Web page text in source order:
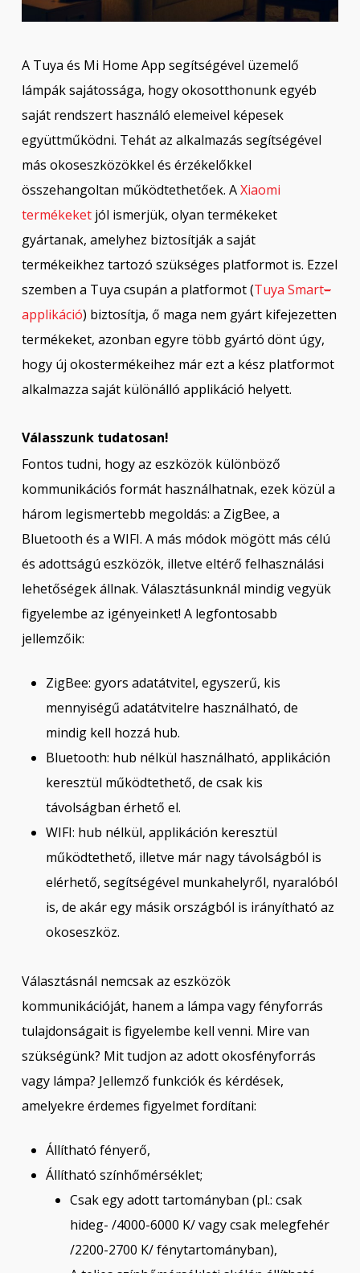
A Tuya és Mi Home App segítségével üzemelő
lámpák sajátossága, hogy okosotthonunk egyéb
saját rendszert használó elemeivel képesek
együttműködni. Tehát az alkalmazás segítségével
más okoseszközökkel és érzékelőkkel
összehangoltan működtethetőek. AXiaomi
termékeketjól ismerjük, olyan termékeket
gyártanak, amelyhez biztosítják a saját
termékeikhez tartozó szükséges platformot is. Ezzel
szemben a Tuya csupán a platformot (Tuya Smart–
applikáció) biztosítja, ő maga nem gyárt kifejezetten
termékeket, azonban egyre több gyártó dönt úgy,
hogy új okostermékeihez már ezt a kész platformot
alkalmazza saját különálló applikáció helyett.
Válasszunk tudatosan!
Fontos tudni, hogy az eszközök különböző
kommunikációs formát használhatnak, ezek közül a
három legismertebb megoldás: a ZigBee, a
Bluetooth és a WIFI. A más módok mögött más célú
és adottságú eszközök, illetve eltérő felhasználási
lehetőségek állnak. Választásunknál mindig vegyük
figyelembe az igényeinket! A legfontosabb
jellemzőik:
ZigBee: gyors adatátvitel, egyszerű, kis
mennyiségű adatátvitelre használható, de
mindig kell hozzá hub.
Bluetooth: hub nélkül használható, applikáción
keresztül működtethető, de csak kis
távolságban érhető el.
WIFI: hub nélkül, applikáción keresztül
működtethető, illetve már nagy távolságból is
elérhető, segítségével munkahelyről, nyaralóból
is, de akár egy másik országból is irányítható az
okoseszköz.
Választásnál nemcsak az eszközök
kommunikációját, hanem a lámpa vagy fényforrás
tulajdonságait is figyelembe kell venni. Mire van
szükségünk? Mit tudjon az adott okosfényforrás
vagy lámpa? Jellemző funkciók és kérdések,
amelyekre érdemes figyelmet fordítani:
Állítható fényerő,
Állítható színhőmérséklet;
Csak egy adott tartományban (pl.: csak
hideg- /4000-6000 K/ vagy csak melegfehér
/2200-2700 K/ fénytartományban),